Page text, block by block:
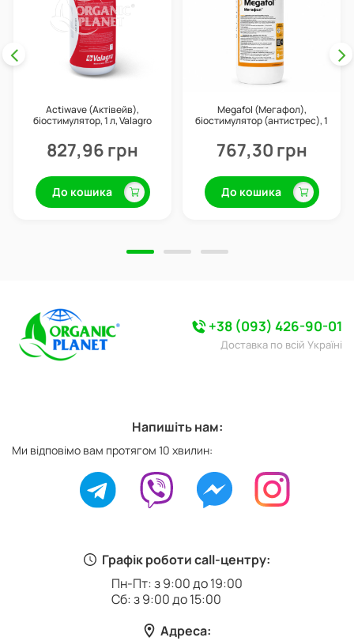
Actiwave (Актівейв),
біостимулятор, 1 л, Valagro
827,96 грн
До кошика
Megafol (Мегафол),
біостимулятор (антистрес), 1
767,30 грн
До кошика
+38 (093) 426-90-01
Доставка по всій Україні
Графік роботи call-центру:
Пн-Пт: з 9:00 до 19:00
Сб: з 9:00 до 15:00
Адреса:
Напишіть нам:
Ми відповімо вам протягом 10 хвилин: